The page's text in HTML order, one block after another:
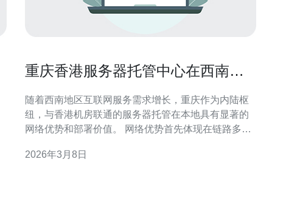
重庆香港服务器托管中心在西南地
随着西南地区互联网服务需求增长，重庆作为内陆枢
纽，与香港机房联通的服务器托管在本地具有显著的
网络优势和部署价值。 网络优势首先体现在链路多样
和海缆备份，可实现更低的丢包率与更高的链路冗
2026年3月8日